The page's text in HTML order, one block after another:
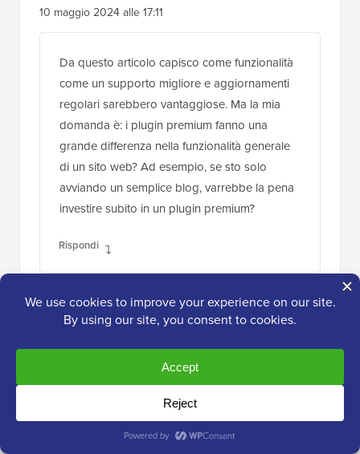
10 maggio 2024 alle 17:11
Da questo articolo capisco come funzionalità
come un supporto migliore e aggiornamenti
regolari sarebbero vantaggiose. Ma la mia
domanda è: i plugin premium fanno una
grande differenza nella funzionalità generale
di un sito web? Ad esempio, se sto solo
avviando un semplice blog, varrebbe la pena
investire subito in un plugin premium?
Rispondi
Supporto WPBeginner
15 maggio 2024 alle 9:05
Dovresti considerare l'acquisto di un plugin
premium solo se c'è una funzionalità di cui
hai bisogno da un plugin. Non
AMMINISTRATORE